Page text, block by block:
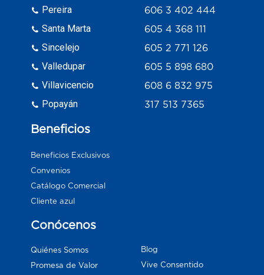
Pereira
Santa Marta
Sincelejo
Valledupar
Villavicencio
Popayán
606 3 402 444
605 4 368 111
605 2 771 126
605 5 898 680
608 6 832 975
317 513 7365
Beneficios
Beneficios Exclusivos
Convenios
Catálogo Comercial
Cliente azul
Conócenos
Quiénes Somos
Promesa de Valor
Blog
Vive Consentido